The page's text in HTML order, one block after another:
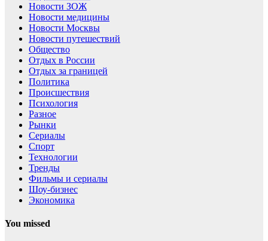
Новости ЗОЖ
Новости медицины
Новости Москвы
Новости путешествий
Общество
Отдых в России
Отдых за границей
Политика
Происшествия
Психология
Разное
Рынки
Сериалы
Спорт
Технологии
Тренды
Фильмы и сериалы
Шоу-бизнес
Экономика
You missed